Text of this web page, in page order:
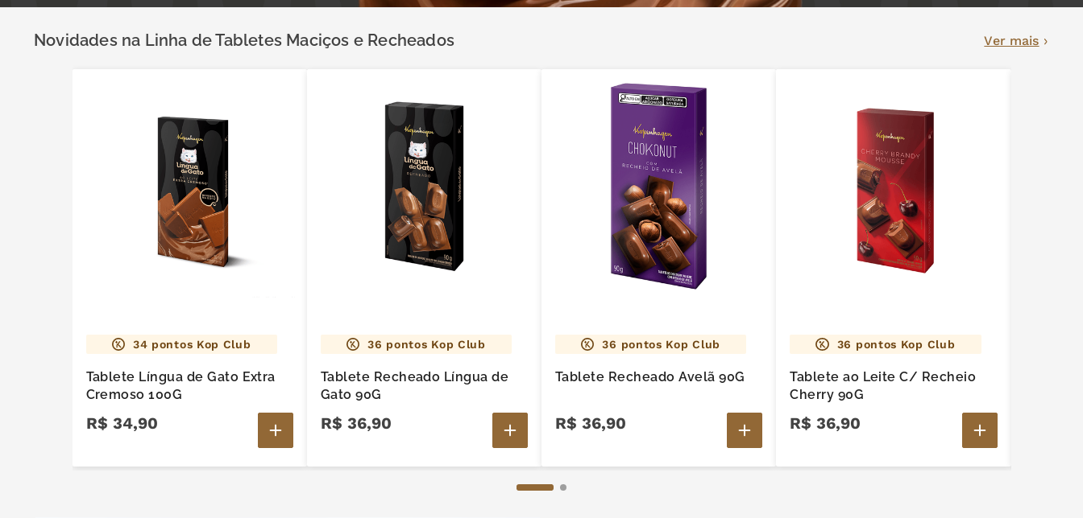
Novidades na Linha de Tabletes Maciços e Recheados Ver mais
34 pontos Kop Club
Tablete Língua de Gato Extra
Cremoso 100G
R$ 34,90
36 pontos Kop Club
Tablete Recheado Língua de
Gato 90G
R$ 36,90
36 pontos Kop Club
Tablete Recheado Avelã 90G
R$ 36,90
36 pontos Kop Club
Tablete ao Leite C/ Recheio
Cherry 90G
R$ 36,90
trufas